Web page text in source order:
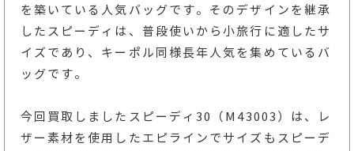
を築いている人気バッグです。そのデザインを継承
したスピーディは、普段使いから小旅行に適したサ
イズであり、キーポル同様長年人気を集めているバ
ッグです。
今回買取しましたスピーディ30（M43003）は、レ
ザー素材を使用したエピラインでサイズもスピーデ